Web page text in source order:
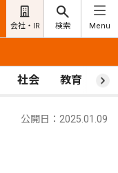
会社・IR 検索 Menu
社会 教育 ス
公開日：2025.01.09